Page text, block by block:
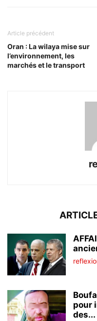
Article précédent
Oran : La wilaya mise sur
l’environnement, les
marchés et le transport
pour
des...